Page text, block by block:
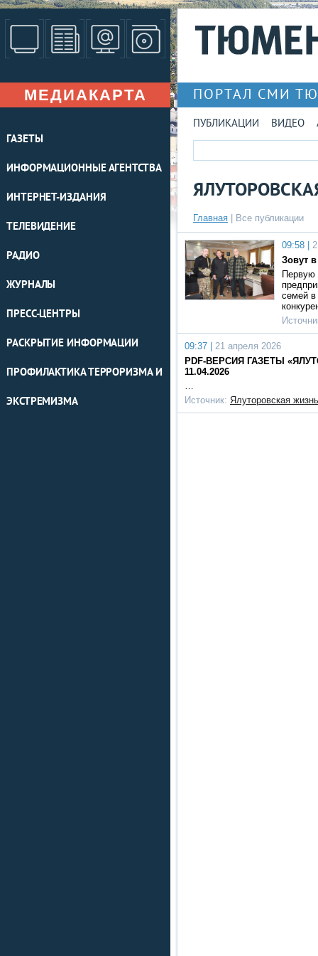
МЕДИАКАРТА
ГАЗЕТЫ
ИНФОРМАЦИОННЫЕ АГЕНТСТВА
ИНТЕРНЕТ-ИЗДАНИЯ
ТЕЛЕВИДЕНИЕ
РАДИО
ЖУРНАЛЫ
ПРЕСС-ЦЕНТРЫ
РАСКРЫТИЕ ИНФОРМАЦИИ
ПРОФИЛАКТИКА ТЕРРОРИЗМА И
ЭКСТРЕМИЗМА
ПОРТАЛ СМИ
ПУБЛИКАЦИИ ВИДЕО
Главная Все публикации
09:58 |
Зовут
Первую
семей в
09:37 |
21 апреля 2026
PDF-ВЕРСИЯ ГАЗЕТЫ
11.04.2026
…
Источник: Ялуторовская жизнь